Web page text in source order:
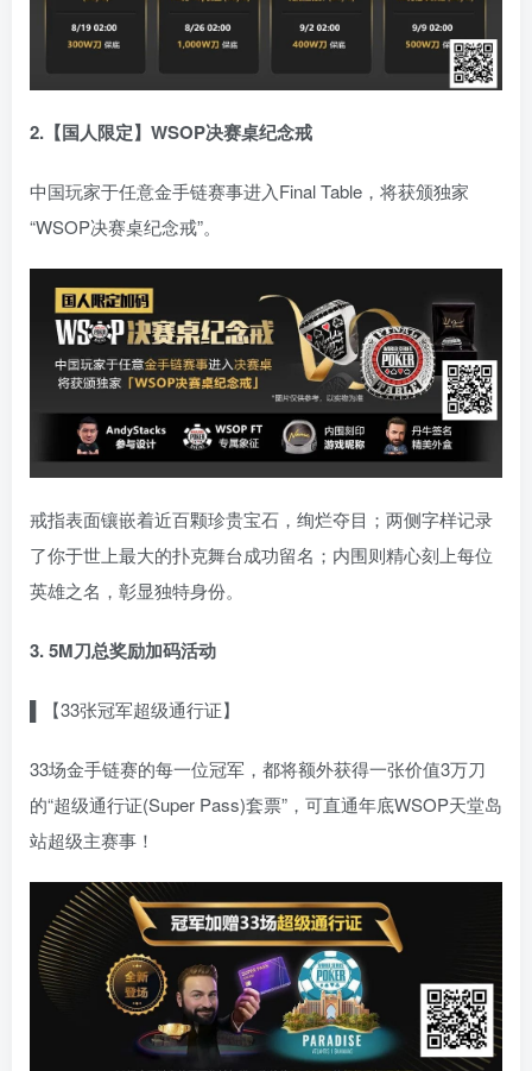
2.【国人限定】WSOP决赛桌纪念戒
中国玩家于任意金手链赛事进入Final Table，将获颁独家
“WSOP决赛桌纪念戒”。
戒指表面镶嵌着近百颗珍贵宝石，绚烂夺目；两侧字样记录
了你于世上最大的扑克舞台成功留名；内围则精心刻上每位
英雄之名，彰显独特身份。
3. 5M刀总奖励加码活动
▌【33张冠军超级通行证】
33场金手链赛的每一位冠军，都将额外获得一张价值3万刀
的“超级通行证(Super Pass)套票”，可直通年底WSOP天堂岛
站超级主赛事！